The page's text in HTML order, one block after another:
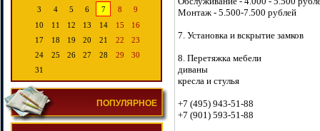
3
4 5 6 7 8
9
10
11 12 13 14 15
16
17
18 19 20 21 22
23
24
25 26 27 28 29
30
31
ПОПУЛЯРНОЕ
Монтаж - 5.500-7.500 рублей
7. Установка и вскрытие замков
8. Перетяжка мебели
диваны
кресла и стулья
+7 (495) 943-51-88
+7 (901) 593-51-88